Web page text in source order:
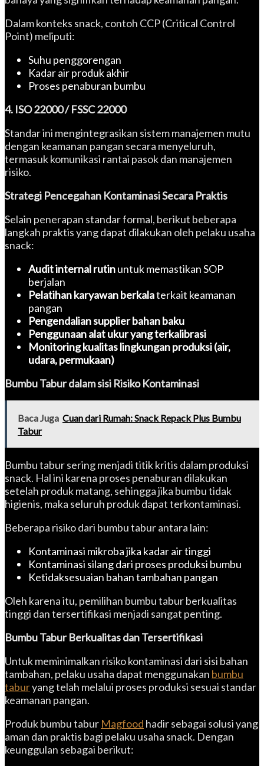
Dalam konteks snack, contoh CCP (Critical Control
Point) meliputi:
Suhu penggorengan
Kadar air produk akhir
Proses penaburan bumbu
4. ISO 22000 / FSSC 22000
Standar ini mengintegrasikan sistem manajemen mutu
dengan keamanan pangan secara menyeluruh,
termasuk komunikasi rantai pasok dan manajemen
risiko.
Strategi Pencegahan Kontaminasi Secara Praktis
Selain penerapan standar formal, berikut beberapa
langkah praktis yang dapat dilakukan oleh pelaku usaha
snack:
Audit internal rutinuntuk memastikan SOP
berjalan
Pelatihan karyawan berkalaterkait keamanan
pangan
Pengendalian supplier bahan baku
Penggunaan alat ukur yang terkalibrasi
Monitoring kualitas lingkungan produksi (air,
udara, permukaan)
Bumbu Tabur dalamsisi Risiko Kontaminasi
Baca Juga Cuan dari Rumah: Snack Repack Plus Bumbu
Tabur
Bumbu tabur sering menjadi titik kritis dalam produksi
snack. Hal ini karena proses penaburan dilakukan
setelah produk matang, sehingga jika bumbu tidak
higienis, maka seluruh produk dapat terkontaminasi.
Beberapa risiko dari bumbu tabur antara lain:
Kontaminasi mikroba jika kadar air tinggi
Kontaminasi silang dari proses produksi bumbu
Ketidaksesuaian bahan tambahan pangan
Oleh karena itu, pemilihan bumbu tabur berkualitas
tinggi dan tersertifikasi menjadi sangat penting.
Bumbu Tabur Berkualitas dan Tersertifikasi
Untuk meminimalkan risiko kontaminasi dari sisi bahan
tambahan, pelaku usaha dapat menggunakan bumbu
taburyang telah melalui proses produksi sesuai standar
keamanan pangan.
Produk bumbu tabur Magfood hadir sebagai solusi yang
aman dan praktis bagi pelaku usaha snack. Dengan
keunggulan sebagai berikut: